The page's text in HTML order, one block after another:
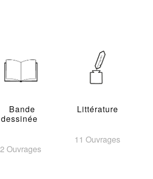
Bande
dessinée
2 Ouvrages
Littérature
11 Ouvrages